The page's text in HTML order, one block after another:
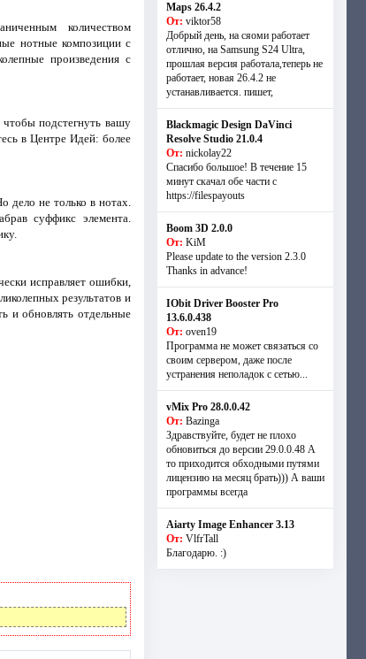
количеством
нотные композиции с
произведения с
подстегнуть вашу
в Центре Идей: более
дело не только в нотах.
суффикс элемента.
исправляет ошибки,
результатов и
и обновлять отдельные
Maps 26.4.2
От: viktor58
Добрый день, на сяоми работает
отлично, на Samsung S24 Ultra,
прошлая версия работала,теперь не
работает, новая 26.4.2 не
устанавливается. пишет,
Blackmagic Design DaVinci
Resolve Studio 21.0.4
От: nickolay22
Спасибо большое! В течение 15
минут скачал обе части с
https://filespayouts
Boom 3D 2.0.0
От: KiM
Please update to the version 2.3.0
Thanks in advance!
IObit Driver Booster Pro
13.6.0.438
От: oven19
Программа не может связаться со
своим сервером, даже после
устранения неполадок с сетью...
vMix Pro 28.0.0.42
От: Bazinga
Здравствуйте, будет не плохо
обновиться до версии 29.0.0.48 А
то приходится обходными путями
лицензию на месяц брать))) А ваши
программы всегда
Aiarty Image Enhancer 3.13
От: VlfrTall
Благодарю. :)